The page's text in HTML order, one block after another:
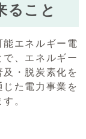
ること
エネルギー電
、エネルギー
・脱炭素化を
た電力事業を
。